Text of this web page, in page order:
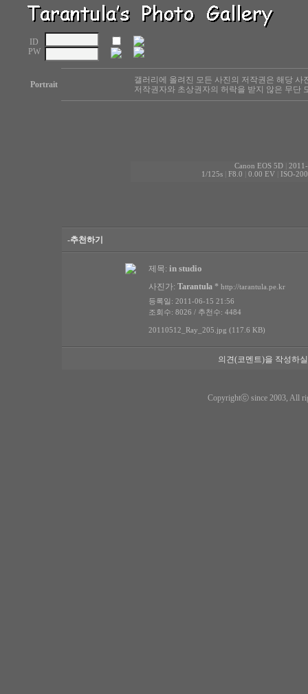
ID
PW
Portrait
갤러리에 올려진 모든 사진의 저작권은 해당
저작권자와 초상권자의 허락을 받지 않은 무단
Canon EOS 5D
1/125s| F8.0 0.00 EV| ISO-200
-추천하기
제목: in studio
사진가: Tarantula * http://tarantula.pe.kr
등록일: 2011-06-15 21:56
조회수: 8026 / 추천수: 4484
20110512_Ray_205.jpg (117.6 KB)
의견(코멘트)을 작성하
Copyrightⓒ since 2003, All